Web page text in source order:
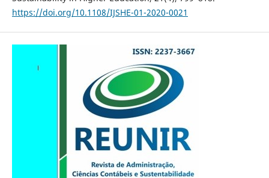
https://doi.org/10.1108/IJSHE-01-2020-0021